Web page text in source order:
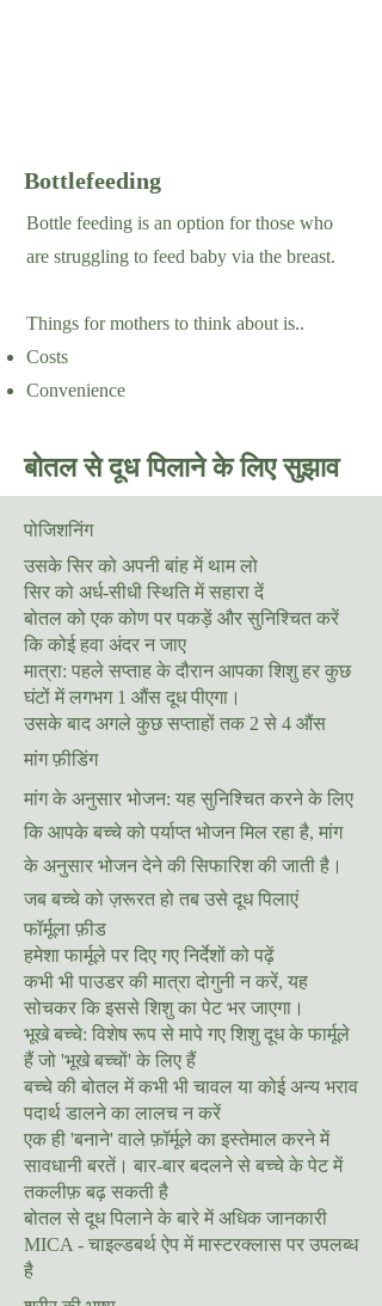
Bottlefeeding
Bottle feeding is an option for those who
are struggling to feed baby via the breast.
Things for mothers to think about is..
Costs
Convenience
बोतल से दूध पिलाने के लिए सुझाव
पोजिशनिंग
उसके सिर को अपनी बांह में थाम लो
सिर को अर्ध-सीधी स्थिति में सहारा दें
बोतल को एक कोण पर पकड़ें और सुनिश्चित करें
कि कोई हवा अंदर न जाए
मात्रा: पहले सप्ताह के दौरान आपका शिशु हर कुछ
घंटों में लगभग 1 औंस दूध पीएगा।
उसके बाद अगले कुछ सप्ताहों तक 2 से 4 औंस
मांग फ़ीडिंग
मांग के अनुसार भोजन: यह सुनिश्चित करने के लिए
कि आपके बच्चे को पर्याप्त भोजन मिल रहा है, मांग
के अनुसार भोजन देने की सिफारिश की जाती है।
जब बच्चे को ज़रूरत हो तब उसे दूध पिलाएं
फॉर्मूला फ़ीड
हमेशा फार्मूले पर दिए गए निर्देशों को पढ़ें
कभी भी पाउडर की मात्रा दोगुनी न करें, यह
सोचकर कि इससे शिशु का पेट भर जाएगा।
भूखे बच्चे: विशेष रूप से मापे गए शिशु दूध के फार्मूले
हैं जो 'भूखे बच्चों' के लिए हैं
बच्चे की बोतल में कभी भी चावल या कोई अन्य भराव
पदार्थ डालने का लालच न करें
एक ही 'बनाने' वाले फ़ॉर्मूले का इस्तेमाल करने में
सावधानी बरतें। बार-बार बदलने से बच्चे के पेट में
तकलीफ़ बढ़ सकती है
बोतल से दूध पिलाने के बारे में अधिक जानकारी
MICA - चाइल्डबर्थ ऐप में मास्टरक्लास पर उपलब्ध
है